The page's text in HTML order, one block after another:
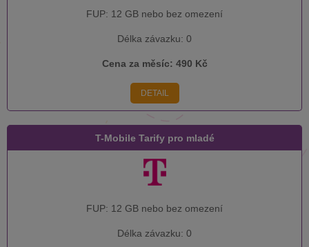
FUP: 12 GB nebo bez omezení
Délka závazku: 0
Cena za měsíc: 490 Kč
DETAIL
T-Mobile Tarify pro mladé
FUP: 12 GB nebo bez omezení
Délka závazku: 0